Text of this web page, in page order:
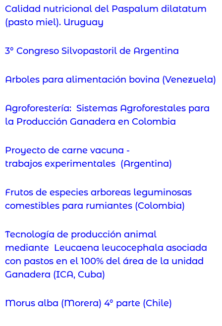
Calidad nutricional del Paspalum dilatatum
(pasto miel). Uruguay
3° Congreso Silvopastoril de Argentina
Arboles para alimentación bovina (Venezuela)
Agroforestería: Sistemas Agroforestales para
la Producción Ganadera en Colombia
Proyecto de carne vacuna -
trabajos experimentales (Argentina)
Frutos de especies arboreas leguminosas
comestibles para rumiantes (Colombia)
Tecnología de producción animal
mediante Leucaena leucocephala asociada
con pastos en el 100% del área de la unidad
Ganadera (ICA, Cuba)
Morus alba (Morera) 4° parte (Chile)